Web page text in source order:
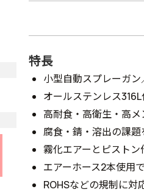
特長
小型自動スプレーガン
オールステンレス
高耐食・高衛生・高メ
腐食・錆・溶出の課題
霧化エアーとピストン
エアーホース2本使用で
ROHSなどの規制に対